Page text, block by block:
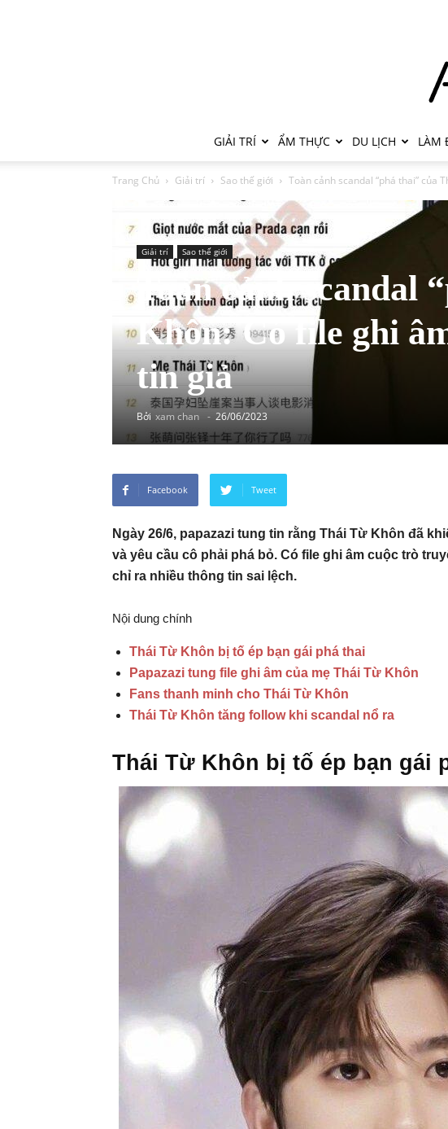
GIẢI TRÍ ẨM THỰC DU LỊCH LÀM
Trang Chủ Giải trí Sao thế giới Toàn cảnh scandal “phá thai” của
Giải trí Sao thế giới
Toàn cảnh scandal
Khôn: Có file ghi
tin giả
Bởi xam chan - 26/06/2023
Facebook Tweet
Ngày 26/6, papazazi tung tin rằng Thái Từ Khôn đã
và yêu cầu cô phải phá bỏ. Có file ghi âm cuộc trò
chỉ ra nhiều thông tin sai lệch.
Nội dung chính
Thái Từ Khôn bị tố ép bạn gái phá thai
Papazazi tung file ghi âm của mẹ Thái Từ Khôn
Fans thanh minh cho Thái Từ Khôn
Thái Từ Khôn tăng follow khi scandal nổ ra
Thái Từ Khôn bị tố ép bạn gái